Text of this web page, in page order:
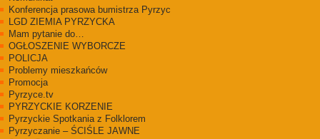
Konferencja prasowa bumistrza Pyrzyc
LGD ZIEMIA PYRZYCKA
Mam pytanie do…
OGŁOSZENIE WYBORCZE
POLICJA
Problemy mieszkańców
Promocja
Pyrzyce.tv
PYRZYCKIE KORZENIE
Pyrzyckie Spotkania z Folklorem
Pyrzyczanie – ŚCIŚLE JAWNE